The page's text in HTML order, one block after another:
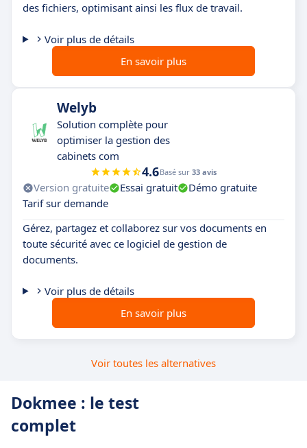
des fichiers, optimisant ainsi les flux de travail.
Voir plus de détails
En savoir plus
Welyb
Solution complète pour
optimiser la gestion des
cabinets com
4.6Basé sur 33 avis
Version gratuite Essai gratuit
Démo gratuite
Tarif sur demande
Gérez, partagez et collaborez sur vos documents en
toute sécurité avec ce logiciel de gestion de
documents.
Voir plus de détails
En savoir plus
Voir toutes les alternatives
Dokmee : le test
complet